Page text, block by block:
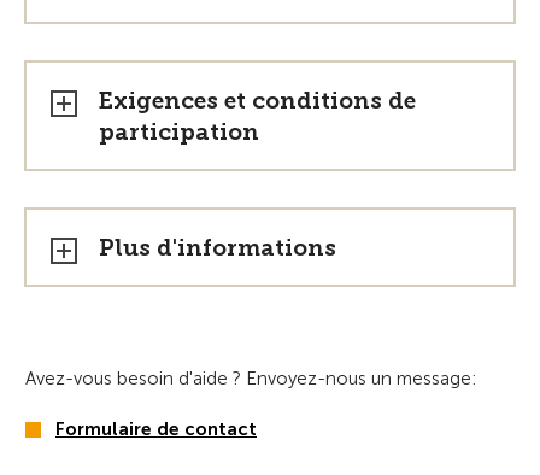
Exigences et conditions de
participation
Plus d'informations
Avez-vous besoin d'aide ? Envoyez-nous un message:
Formulaire de contact